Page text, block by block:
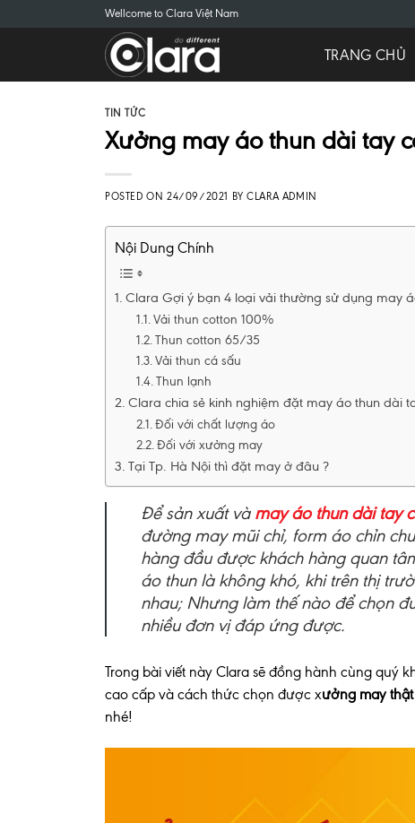
to
Wellcome to Clara Việt Nam
TRANG CHỦ
TIN TỨC
Xưởng may áo thun dài tay
POSTED ON 24/09/2021 BYCLARA ADMIN
Nội Dung Chính
Clara Gợi ý bạn 4 loại vải thường sử dụng may
Vải thun cotton 100%
Thun cotton 65/35
Vải thun cá sấu
Thun lạnh
Clara chia sẻ kinh nghiệm đặt may áo thun dài
Đối với chất lượng áo
Đối với xưởng may
Tại Tp. Hà Nội thì đặt may ở đâu ?
Để sản xuất và mayáo thun dài tay
đường may mũi chỉ, form áo chỉn
hàng đầu được khách hàng quan
áo thun là không khó, khi trên thị
nhau; Nhưng làm thế nào để chọn
nhiều đơn vị đáp ứng được.
Trong bài viết này Clara sẽ đồng hành cùng quý
cao cấp và cách thức chọn được xưởng may
nhé!